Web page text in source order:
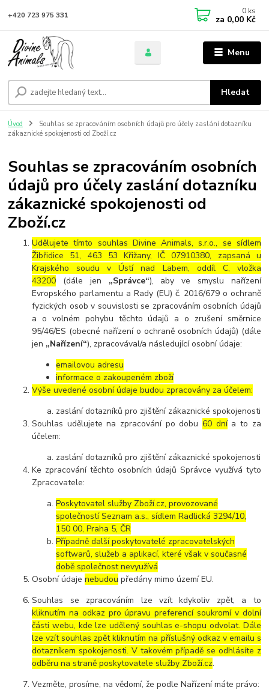
Menu
Hledat
+420 723 975 331 0 ks
za 0,00 Kč
Úvod
Souhlas se zpracováním osobních údajů pro účely zaslání dotazníku
zákaznické spokojenosti od Zboží.cz
Souhlas se zpracováním osobních
údajů pro účely zaslání dotazníku
zákaznické spokojenosti od
Zboží.cz
Udělujete tímto souhlas Divine Animals, s.r.o., se sídlem
Žibřidice 51, 463 53 Křižany, IČ 07910380, zapsaná u
Krajského soudu v Ústí nad Labem, oddíl C, vložka
43200 (dále jen „Správce“), aby ve smyslu nařízení
Evropského parlamentu a Rady (EU) č. 2016/679 o ochraně
fyzických osob v souvislosti se zpracováním osobních údajů
a o volném pohybu těchto údajů a o zrušení směrnice
95/46/ES (obecné nařízení o ochraně osobních údajů) (dále
jen „Nařízení“), zpracovával/a následující osobní údaje:
emailovou adresu
informace o zakoupeném zboží
Výše uvedené osobní údaje budou zpracovány za účelem:
zaslání dotazníků pro zjištění zákaznické spokojenosti
Souhlas udělujete na zpracování po dobu60 dnía to za
účelem:
zaslání dotazníků pro zjištění zákaznické spokojenosti
Ke zpracování těchto osobních údajů Správce využívá tyto
Zpracovatele:
Poskytovatel služby Zboží.cz, provozované
společností Seznam a.s., sídlem Radlická 3294/10,
150 00, Praha 5, ČR
Případně další poskytovatelé zpracovatelských
softwarů, služeb a aplikací, které však v současné
době společnost nevyužívá
Osobní údajenebudou předány mimo území EU.
Souhlas se zpracováním lze vzít kdykoliv zpět, a to
kliknutím na odkaz pro úpravu preferencí soukromí v dolní
části webu, kde lze udělený souhlas e-shopu odvolat. Dále
lze vzít souhlas zpět kliknutím na příslušný odkaz v emailu s
dotazníkem spokojenosti. V takovém případě se odhlásíte z
odběru na straně poskytovatele služby Zboží.cz.
Vezměte, prosíme, na vědomí, že podle Nařízení máte právo: